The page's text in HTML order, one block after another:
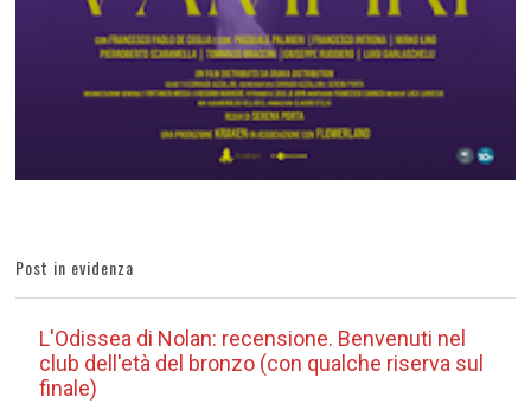
Post in evidenza
L'Odissea di Nolan: recensione. Benvenuti nel
club dell'età del bronzo (con qualche riserva sul
finale)